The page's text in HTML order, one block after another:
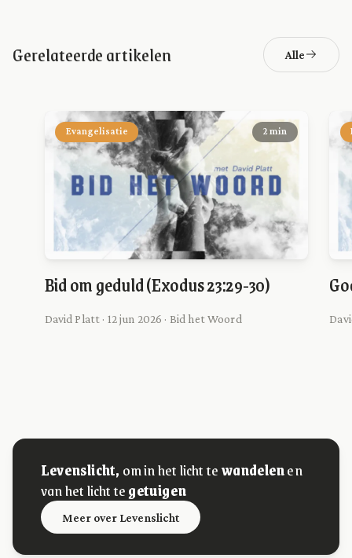
Gerelateerde artikelen Alle
Evangelisatie 2 min
Bid om geduld (Exodus 23:29-30)
David Platt · 12 jun 2026 · Bid het Woord
Levenslicht, om in het licht tewandelenen
van het licht tegetuigen
Meer over Levenslicht